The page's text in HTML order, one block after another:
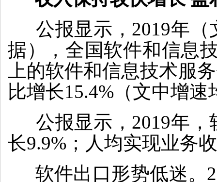
公报显示，2019年（
据），全国软件和信息
上的软件和信息技术服
比增长15.4%（文中增
公报显示，2019年，
长9.9%；人均实现业务
软件出口形势低迷。